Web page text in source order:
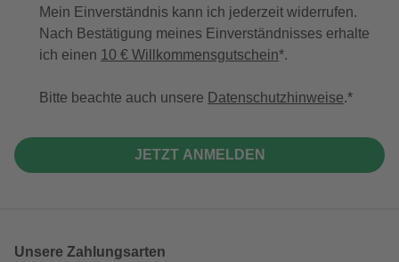
Mein Einverständnis kann ich jederzeit widerrufen.
Nach Bestätigung meines Einverständnisses erhalte
ich einen 10 € Willkommensgutschein*.
Bitte beachte auch unsere Datenschutzhinweise.
JETZT ANMELDEN
Unsere Zahlungsarten